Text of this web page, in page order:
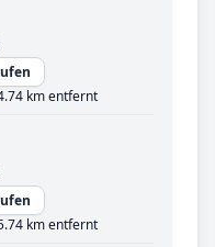
km entfernt
km entfernt